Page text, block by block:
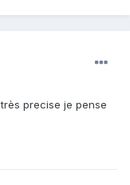
precise je pense